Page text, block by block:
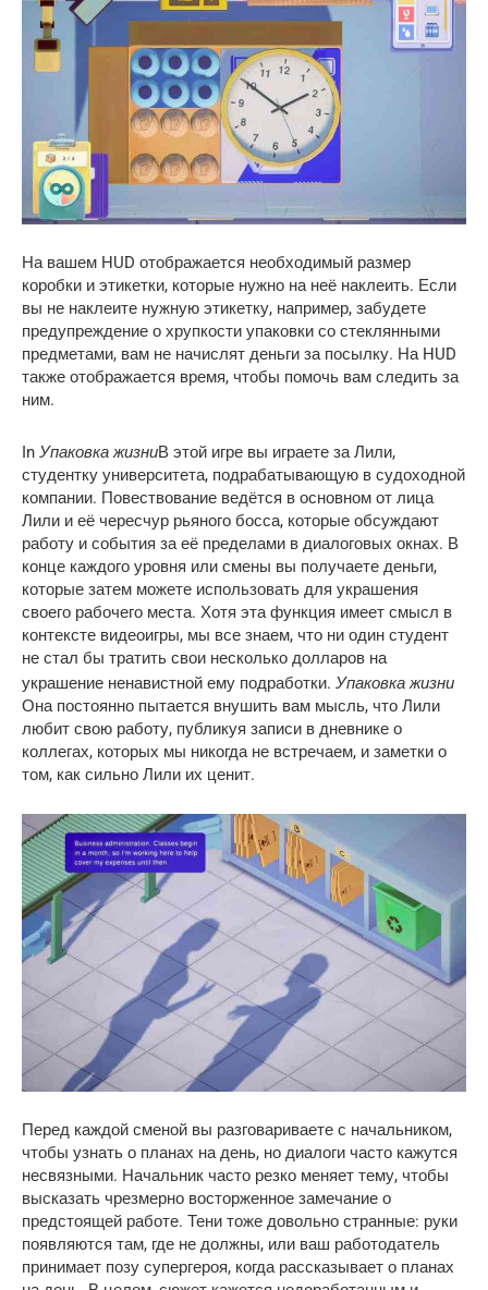
На вашем HUD отображается необходимый размер
коробки и этикетки, которые нужно на неё наклеить. Если
вы не наклеите нужную этикетку, например, забудете
предупреждение о хрупкости упаковки со стеклянными
предметами, вам не начислят деньги за посылку. На HUD
также отображается время, чтобы помочь вам следить за
ним.
In Упаковка жизниВ этой игре вы играете за Лили,
студентку университета, подрабатывающую в судоходной
компании. Повествование ведётся в основном от лица
Лили и её чересчур рьяного босса, которые обсуждают
работу и события за её пределами в диалоговых окнах. В
конце каждого уровня или смены вы получаете деньги,
которые затем можете использовать для украшения
своего рабочего места. Хотя эта функция имеет смысл в
контексте видеоигры, мы все знаем, что ни один студент
не стал бы тратить свои несколько долларов на
украшение ненавистной ему подработки. Упаковка жизни
Она постоянно пытается внушить вам мысль, что Лили
любит свою работу, публикуя записи в дневнике о
коллегах, которых мы никогда не встречаем, и заметки о
том, как сильно Лили их ценит.
Перед каждой сменой вы разговариваете с начальником,
чтобы узнать о планах на день, но диалоги часто кажутся
несвязными. Начальник часто резко меняет тему, чтобы
высказать чрезмерно восторженное замечание о
предстоящей работе. Тени тоже довольно странные: руки
появляются там, где не должны, или ваш работодатель
принимает позу супергероя, когда рассказывает о планах